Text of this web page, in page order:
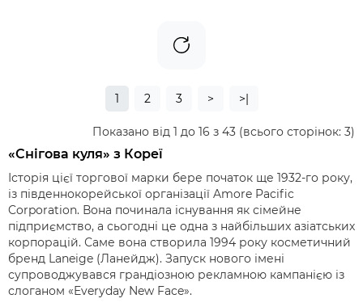
1 2 3 > >|
Показано від 1 до 16 з 43 (всього сторінок: 3)
«Снігова куля» з Кореї
Історія цієї торгової марки бере початок ще 1932-го року,
із південнокорейської організації Amore Pacific
Corporation. Вона починала існування як сімейне
підприємство, а сьогодні це одна з найбільших азіатських
корпорацій. Саме вона створила 1994 року косметичний
бренд Laneige (Ланейдж). Запуск нового імені
супроводжувався грандіозною рекламною кампанією із
слоганом «Everyday New Face».